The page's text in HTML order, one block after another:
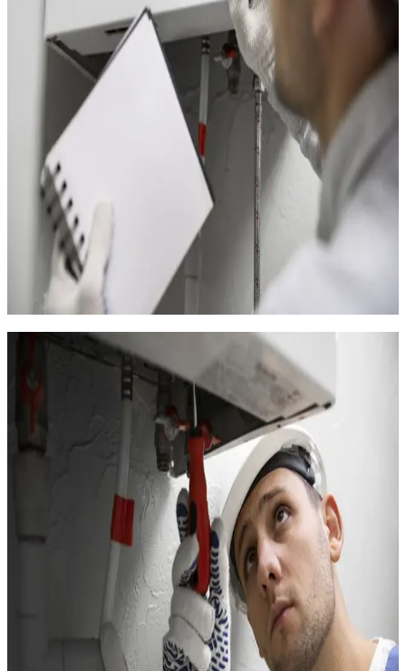
Échangeurs extérieurs avec traitement anti-corrosion
Blue Fin ou Gold Fin
Carrosseries en matériaux composites ou acier traité
anticorrosion
Visserie et fixations en inox pour l'unité extérieure
Pour les appartements de Port-Camargue, la PAC air-air
réversible est la solution de prédilection : elle chauffe en hiver
et climatise en été, ce qui est un atout majeur dans une station
balnéaire. L'unité extérieure se place sur le balcon ou en
toiture-terrasse, sous réserve de l'accord de la copropriété.
Pour les villas du Grau-du-Roi, la PAC air-eau permet
d'alimenter un circuit de radiateurs ou un plancher chauffant,
avec en option la production d'eau chaude sanitaire. Notre
certification QualiPac RGE ouvre droit aux aides financières
MaPrimeRénov' et CEE.
Chauffage des résidences secondaires
au Grau-du-Roi
Le Grau-du-Roi compte une très forte proportion de
résidences secondaires, à Port-Camargue comme au
Boucanet. Ces logements, vides une grande partie de l'année,
ont des besoins de chauffage spécifiques : maintenir une
température minimale en hiver pour empêcher la
condensation, l'humidité et le développement de moisissures,
sans pour autant chauffer à plein régime un logement inoccupé.
Nous installons des solutions de chauffage connecté, pilotables
Radiateurs à inertie avec Wi-Fi intégré : programmation
hors-gel en votre absence (8 °C), préchauffage avant votre
arrivée depuis votre smartphone
PAC air-air réversibles avec pilotage à distance : gestion